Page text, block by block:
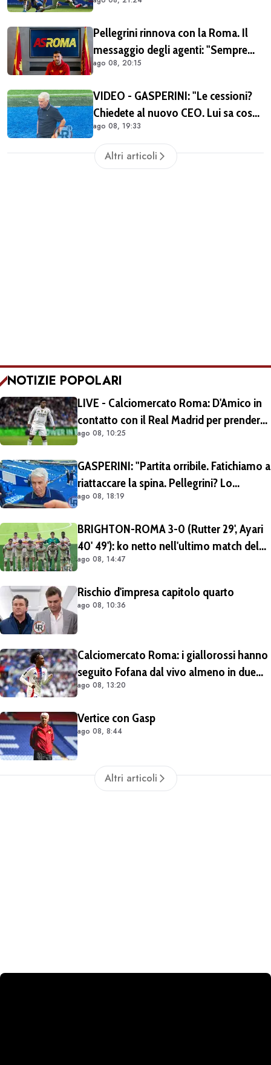
il rinnovo di Pellegrini
Pellegrini rinnova con la Roma. Il
messaggio degli agenti: "Sempre
orgogliosi di essere al tuo fianco"
ago 08, 20:15
VIDEO - GASPERINI: "Le cessioni?
Chiedete al nuovo CEO. Lui sa cosa
può fare la Roma"
ago 08, 19:33
Altri articoli
NOTIZIE POPOLARI
LIVE - Calciomercato Roma: D'Amico in
contatto con il Real Madrid per prendere
Endrick in prestito con diritto di riscatto.
ago 08, 10:25
GASPERINI: "Partita orribile. Fatichiamo a
riattaccare la spina. Pellegrini? Lo
rivedremo in campo tra un mese.
ago 08, 18:19
BRIGHTON-ROMA 3-0 (Rutter 29', Ayari
40' 49'): ko netto nell'ultimo match del
tour britannico (FOTO e VIDEO)
ago 08, 14:47
Rischio d'impresa capitolo quarto
ago 08, 10:36
Calciomercato Roma: i giallorossi hanno
seguito Fofana dal vivo almeno in due
occasioni. Costa 40/45 milioni
ago 08, 13:20
Vertice con Gasp
ago 08, 8:44
Altri articoli